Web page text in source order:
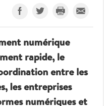
numérique
rapide, le
entre les
les entreprises
numériques et